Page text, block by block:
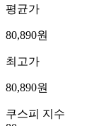
평균가
80,890원
최고가
80,890원
쿠스피 지수